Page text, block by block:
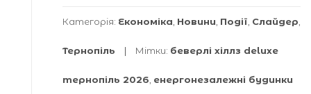
Категорія: Економіка Новини Події Слайдер
Тернопіль Мітки: беверлі хіллз deluxe
тернопіль 2026 енергонезалежні будинки